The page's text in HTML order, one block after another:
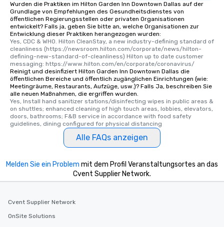
Wurden die Praktiken im Hilton Garden Inn Downtown Dallas auf der
Grundlage von Empfehlungen des Gesundheitsdienstes von
öffentlichen Regierungsstellen oder privaten Organisationen
entwickelt? Falls ja, geben Sie bitte an, welche Organisationen zur
Entwicklung dieser Praktiken herangezogen wurden:
Yes, CDC & WHO. Hilton CleanStay, a new industry-defining standard of
cleanliness (https://newsroom.hilton.com/corporate/news/hilton-
defining-new-standard-of-cleanliness) Hilton up to date customer
messaging: https://www.hilton.com/en/corporate/coronavirus/
Reinigt und desinfiziert Hilton Garden Inn Downtown Dallas die
öffentlichen Bereiche und öffentlich zugänglichen Einrichtungen (wie:
Meetingräume, Restaurants, Aufzüge, usw.)? Falls Ja, beschreiben Sie
alle neuen Maßnahmen, die ergriffen wurden.
Yes, Install hand sanitizer stations/disinfecting wipes in public areas &
on shuttles; enhanced cleaning of high touch areas, lobbies, elevators,
doors, bathrooms; F&B service in accordance with food safety
guidelines, dining configured for physical distancing
Alle FAQs anzeigen
Melden Sie ein Problem mit dem Profil Veranstaltungsortes an das
Cvent Supplier Network.
Cvent Supplier Network
OnSite Solutions